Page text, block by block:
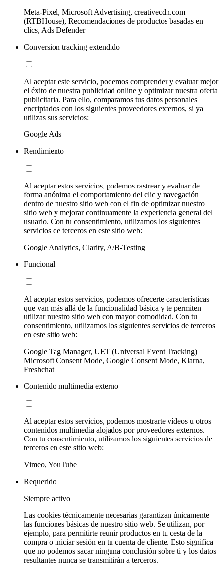
Meta-Pixel, Microsoft Advertising, creativecdn.com
(RTBHouse), Recomendaciones de productos basadas en
clics, Ads Defender
Conversion tracking extendido
Al aceptar este servicio, podemos comprender y evaluar mejor
el éxito de nuestra publicidad online y optimizar nuestra oferta
publicitaria. Para ello, comparamos tus datos personales
encriptados con los siguientes proveedores externos, si ya
utilizas sus servicios:
Google Ads
Rendimiento
Al aceptar estos servicios, podemos rastrear y evaluar de
forma anónima el comportamiento del clic y navegación
dentro de nuestro sitio web con el fin de optimizar nuestro
sitio web y mejorar continuamente la experiencia general del
usuario. Con tu consentimiento, utilizamos los siguientes
servicios de terceros en este sitio web:
Google Analytics, Clarity, A/B-Testing
Funcional
Al aceptar estos servicios, podemos ofrecerte características
que van más allá de la funcionalidad básica y te permiten
utilizar nuestro sitio web con mayor comodidad. Con tu
consentimiento, utilizamos los siguientes servicios de terceros
en este sitio web:
Google Tag Manager, UET (Universal Event Tracking)
Microsoft Consent Mode, Google Consent Mode, Klarna,
Freshchat
Contenido multimedia externo
Al aceptar estos servicios, podemos mostrarte vídeos u otros
contenidos multimedia alojados por proveedores externos.
Con tu consentimiento, utilizamos los siguientes servicios de
terceros en este sitio web:
Vimeo, YouTube
Requerido
Siempre activo
Las cookies técnicamente necesarias garantizan únicamente
las funciones básicas de nuestro sitio web. Se utilizan, por
ejemplo, para permitirte reunir productos en tu cesta de la
compra o iniciar sesión en tu cuenta de cliente. Esto significa
que no podemos sacar ninguna conclusión sobre ti y los datos
resultantes nunca se transmitirán a terceros.